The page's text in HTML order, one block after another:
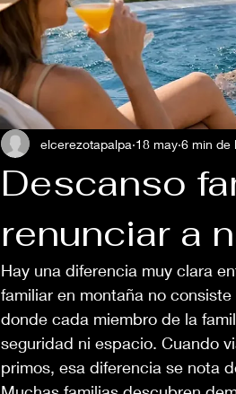
Descanso
renunciar a
elcerezotapalpa 18 may 6 min de
Hay una diferencia muy clara
familiar en montaña no
donde cada miembro de la
seguridad ni espacio. Cuando
primos, esa diferencia se nota